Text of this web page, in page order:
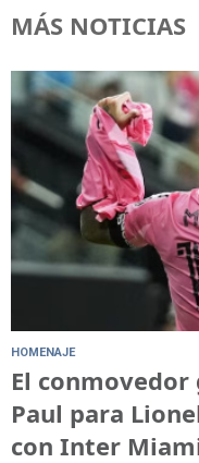
MÁS NOTICIAS
HOMENAJE
El conmovedor
Paul para
con Inter